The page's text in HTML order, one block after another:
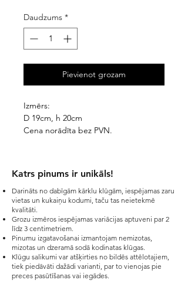
Daudzums *
Pievienot grozam
Izmērs:
D 19cm, h 20cm
Cena norādīta bez PVN.
Katrs pinums ir unikāls!​
Darināts no dabīgām kārklu klūgām, iespējamas zaru
vietas un kukaiņu kodumi, taču tas neietekmē
kvalitāti.
Grozu izmēros iespējamas variācijas aptuveni par 2
līdz 3 centimetriem.
Pinumu izgatavošanai izmantojam nemizotas,
mizotas un dzeramā sodā kodinatas klūgas.
Klūgu salikumi var atšķirties no bildēs attēlotajiem,
tiek piedāvāti dažādi varianti, par to vienojas pie
preces pasūtīšanas vai iegādes.